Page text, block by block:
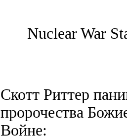
Nuclear War
Скотт Риттер
пророчества
Войне: